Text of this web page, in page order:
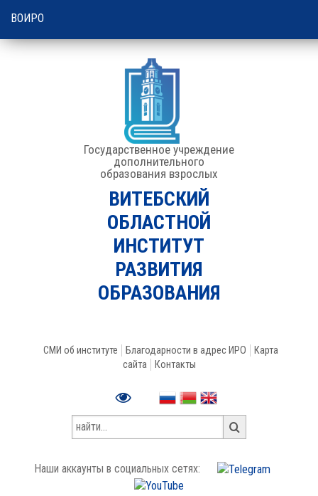
Государственное учреждение
дополнительного
образования взрослых
ВИТЕБСКИЙ
ОБЛАСТНОЙ
ИНСТИТУТ
РАЗВИТИЯ
ОБРАЗОВАНИЯ
СМИ об институте Благодарности в адрес ИРО
Карта
сайта
Контакты
Наши аккаунты в социальных сетях:
ВОИРО